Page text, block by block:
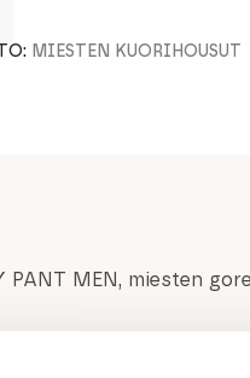
MIESTEN KUORIHOUSUT
PANT MEN, miesten
Water repellent